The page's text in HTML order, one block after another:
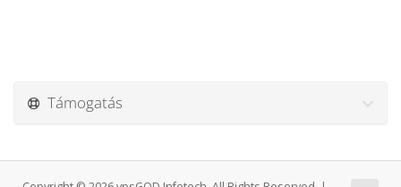
Támogatás